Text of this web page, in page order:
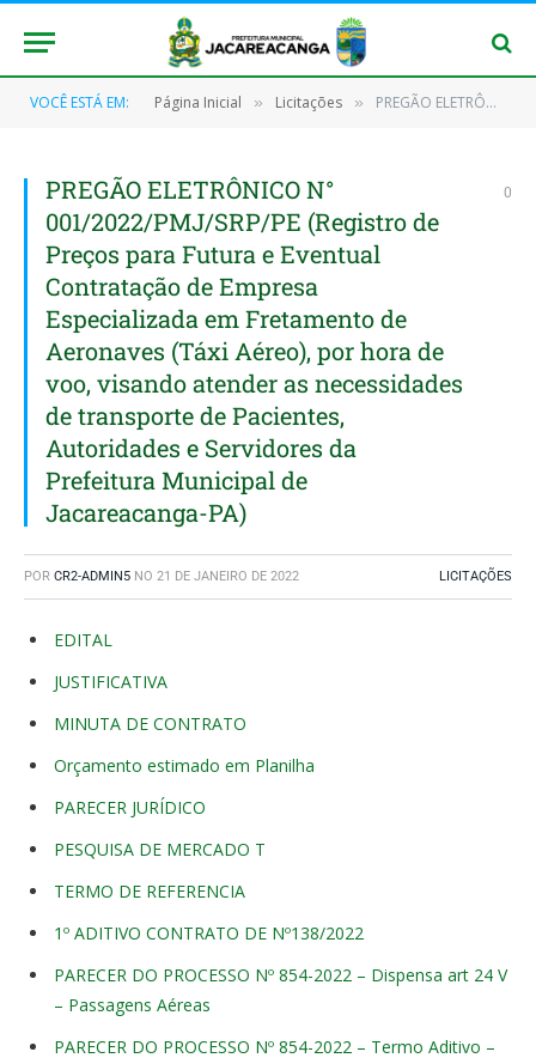
VOCÊ ESTÁ EM: Página Inicial » Licitações » PREGÃO ELETRÔNICO N° 001/2022/PMJ/SRP/PE (Registro de Preços para Futura e Eventual Contratação de Empresa Especializada em Fretamento de Aeronaves (Táxi Aéreo), por hora de voo, visando atender as necessidades de transporte de Pacientes, Autoridades e Servidores da Prefeitura Municipal de Jacareacanga-PA)
PREGÃO ELETRÔNICO N°
001/2022/PMJ/SRP/PE (Registro de
Preços para Futura e Eventual
Contratação de Empresa
Especializada em Fretamento de
Aeronaves (Táxi Aéreo), por hora de
voo, visando atender as necessidades
de transporte de Pacientes,
Autoridades e Servidores da
Prefeitura Municipal de
Jacareacanga-PA)
0
POR CR2-ADMIN5 NO 21 DE JANEIRO DE 2022 LICITAÇÕES
EDITAL
JUSTIFICATIVA
MINUTA DE CONTRATO
Orçamento estimado em Planilha
PARECER JURÍDICO
PESQUISA DE MERCADO T
TERMO DE REFERENCIA
1º ADITIVO CONTRATO DE Nº138/2022
PARECER DO PROCESSO Nº 854-2022 – Dispensa art 24 V
– Passagens Aéreas
PARECER DO PROCESSO Nº 854-2022 – Termo Aditivo –